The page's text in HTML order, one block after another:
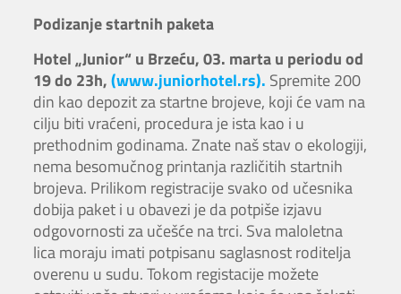
Podizanje startnih paketa
Hotel „Junior“ u Brzeću, 03. marta u periodu od
19 do 23h,(www.juniorhotel.rs). Spremite 200
din kao depozit za startne brojeve, koji će vam na
cilju biti vraćeni, procedura je ista kao i u
prethodnim godinama. Znate naš stav o ekologiji,
nema besomučnog printanja različitih startnih
brojeva. Prilikom registracije svako od učesnika
dobija paket i u obavezi je da potpiše izjavu
odgovornosti za učešće na trci. Sva maloletna
lica moraju imati potpisanu saglasnost roditelja
overenu u sudu. Tokom registacije možete